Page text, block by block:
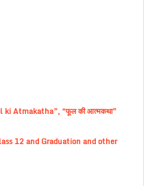
ki Atmakatha”, “फूल की आत्मकथा”
12 and Graduation and other